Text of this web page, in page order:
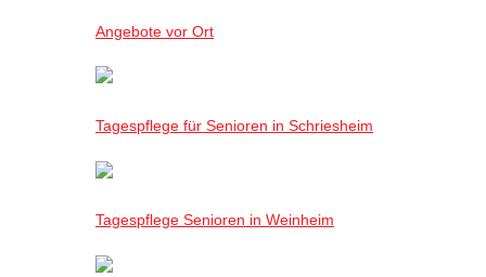
Angebote vor Ort
Tagespflege für Senioren in Schriesheim
Tagespflege Senioren in Weinheim